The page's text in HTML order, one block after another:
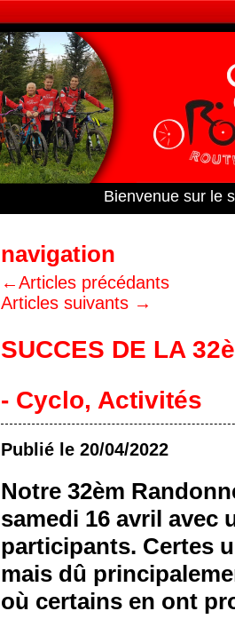
Bienvenue sur le
navigation
←Articles précédants
Articles suivants →
SUCCES DE LA
- Cyclo, Activités
Publié le 20/04/2022
Notre 32èm
samedi 16 avril avec
participants. Certes
mais dû
où certains en ont